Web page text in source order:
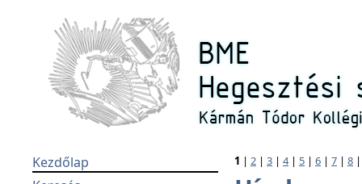
Kezdőlap
1 | 2 | 3 | 4| 5 | 6 | 7 | 8